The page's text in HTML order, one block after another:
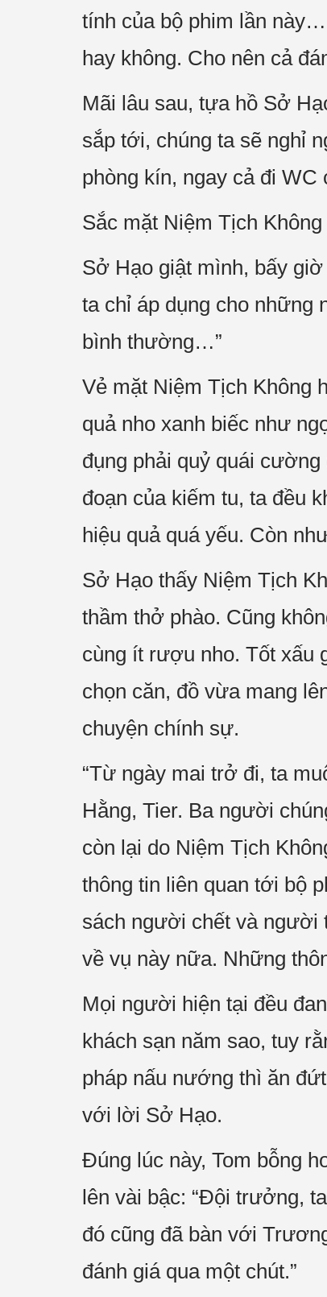
tính của bộ phim lần
hay không. Cho nên cả
Mãi lâu sau, tựa hồ Sở
sắp tới, chúng ta sẽ nghỉ
phòng kín, ngay cả đi WC
Sắc mặt Niệm Tịch
Sở Hạo giật mình, bấy
ta chỉ áp dụng cho những
bình thường…”
Vẻ mặt Niệm Tịch Không
quả nho xanh biếc như
đụng phải quỷ quái
đoạn của kiếm tu, ta đều
hiệu quả quá yếu. Còn
Sở Hạo thấy Niệm Tịch
thầm thở phào. Cũng
cùng ít rượu nho. Tốt xấu
chọn căn, đồ vừa mang
chuyện chính sự.
“Từ ngày mai trở đi, ta
Hằng, Tier. Ba người
còn lại do Niệm Tịch
thông tin liên quan tới bộ
sách người chết và người
về vụ này nữa. Những
Mọi người hiện tại đều
khách sạn năm sao, tuy
pháp nấu nướng thì ăn
với lời Sở Hạo.
Đúng lúc này, Tom bỗng
lên vài bậc: “Đội trưởng,
đó cũng đã bàn với
đánh giá qua một chút.”